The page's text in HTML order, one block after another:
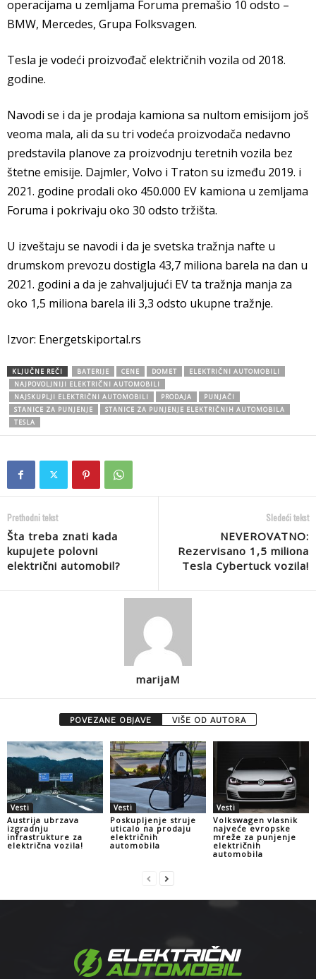
operacijama u zemljama Foruma premašio 10 odsto –
BMW, Mercedes, Grupa Folksvagen.
Tesla je vodeći proizvođač električnih vozila od 2018.
godine.
Navodi se i da je prodaja kamiona sa nultom emisijom još
veoma mala, ali da su tri vodeća proizvodača nedavno
predstavila planove za proizvodnju teretnih vozila bez
štetne emisije. Dajmler, Volvo i Traton su između 2019. i
2021. godine prodali oko 450.000 EV kamiona u zemljama
Foruma i pokrivaju oko 30 odsto tržišta.
U izveštaju se navodi i da je svetska tražnja nafte u
drumskom prevozu dostigla 43,7 miliona barela na dan u
2021. godini a da je zahvaljujući EV ta tražnja manja za
oko 1,5 miliona barela ili 3,3 odsto ukupne tražnje.
Izvor: Energetskiportal.rs
KLJUČNE REČI BATERIJE CENE DOMET
ELEKTRIČNI AUTOMOBILI
NAJPOVOLJNIJI ELEKTRIČNI AUTOMOBILI
NAJSKUPLJI ELEKTRIČNI AUTOMOBILI
PRODAJA
PUNJAČI
STANICE ZA PUNJENJE
STANICE ZA PUNJENJE ELEKTRIČNIH AUTOMOBILA
TESLA
Prethodni tekst
Šta treba znati kada
kupujete polovni
električni automobil?
Sledeći tekst
NEVEROVATNO:
Rezervisano 1,5 miliona
Tesla Cybertuck vozila!
marijaM
POVEZANE OBJAVE VIŠE OD AUTORA
Vesti
Austrija ubrzava
izgradnju
infrastrukture za
električna vozila!
Vesti
Poskupljenje struje
uticalo na prodaju
električnih
automobila
Vesti
Volkswagen vlasnik
najveće evropske
mreže za punjenje
električnih
automobila